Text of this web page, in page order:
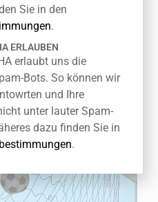
eine spannende WM
Sie in den
.
ERLAUBEN
erlaubt uns die
Bots. So können wir
und Ihre
unter lauter Spam-
dazu finden Sie in
.